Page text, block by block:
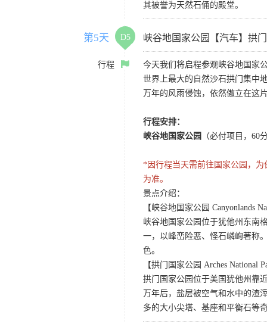
其被誉为天然石俑的殿堂。
第5天 D5 峡谷地国家公园【汽车】拱
行程
今天我们将启程参观峡谷地国家
世界上最大的自然沙石拱门集中
万年的风雨侵蚀，依然傲立在这
行程安排：
峡谷地国家公园
（必付项目，60
*因行程当天需前往国家公园，
为准。
景点介绍：
【峡谷地国家公园 Canyonlands
峡谷地国家公园位于犹他州东南
一，以峰峦险恶、怪石嶙峋著称
色。
【拱门国家公园 Arches National
拱门国家公园位于美国犹他州靠
万年后，盐层被空气和水中的渣
多的大小尖塔、基座和平衡石等